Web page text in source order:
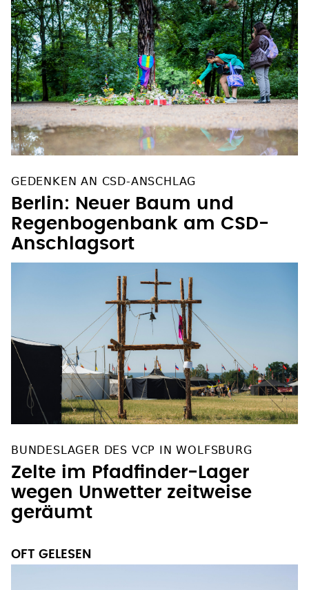
GEDENKEN AN CSD-ANSCHLAG
Berlin: Neuer Baum und
Regenbogenbank am CSD-
Anschlagsort
BUNDESLAGER DES VCP IN WOLFSBURG
Zelte im Pfadfinder-Lager
wegen Unwetter zeitweise
geräumt
OFT GELESEN